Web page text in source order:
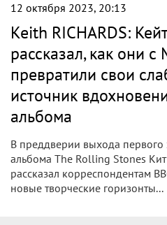
12 октября 2023, 20:13
Keith RICHARDS:
рассказал, как они
превратили свои
источник
альбома
В преддверии выхода первого
альбома The Rolling Stones
рассказал корреспондентам
новые творческие горизонты...